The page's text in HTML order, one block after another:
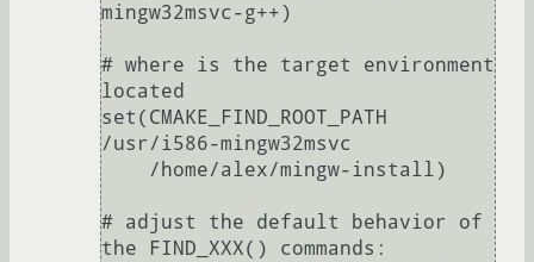
mingw32msvc-g++)
# where is the target environment
located
set(CMAKE_FIND_ROOT_PATH
/usr/i586-mingw32msvc
# adjust the default behavior of
the FIND_XXX() commands: